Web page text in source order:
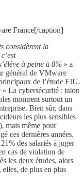
France[/caption]
considèrent la
à peine à 8% » a
général de VMware
de l’étude EIU.
La cybersécurité : talon
montrent surtout un
Bien sûr, dans
les plus sensibles
mais même pour
ces dernières années.
des salariés à juger
cas de violation de
les deux études, alors
elles, de plus en plus